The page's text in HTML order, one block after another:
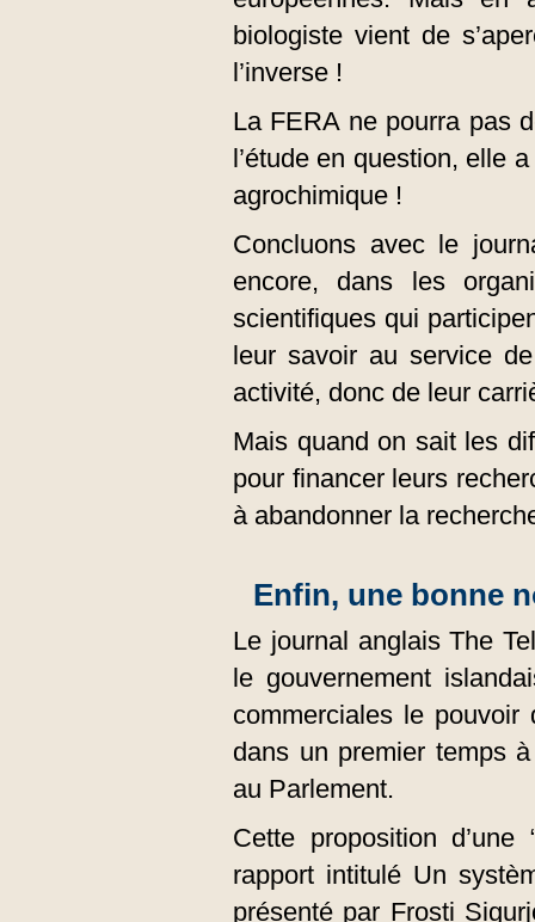
biologiste vient de
l’inverse !
La FERA ne pourra pas
l’étude en question, elle
agrochimique !
Concluons avec le
encore, dans les
scientifiques qui
leur savoir au service
activité, donc de leur
Mais quand on sait les
pour financer leurs
à abandonner la
Enfin, une bonne
Le journal anglais The
le gouvernement
commerciales le
dans un premier temps
au Parlement.
Cette proposition d’une
rapport intitulé Un
présenté par Frosti